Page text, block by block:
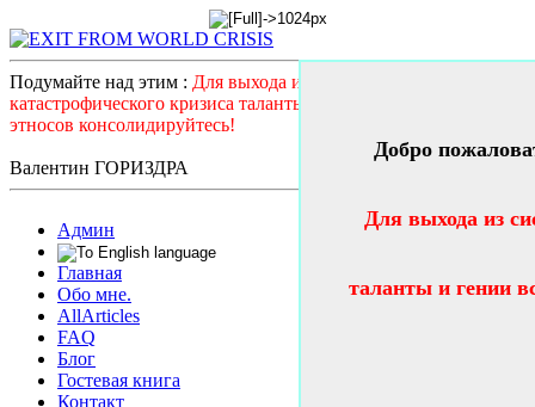
Подумайте над этим : Для выхода из системного
катастрофического кризиса таланты и гении всех стран и
этносов консолидируйтесь!
Валентин ГОРИЗДРА
Админ
Главная
Обо мне.
AllArticles
FAQ
Блог
Гостевая книга
Контакт
Добро
Для выхода из
таланты и гении